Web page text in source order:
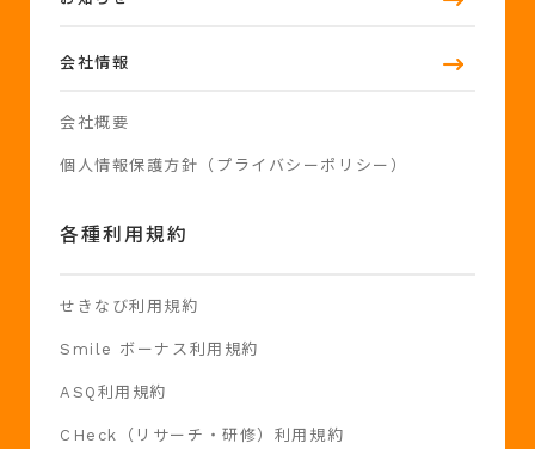
会社情報
会社概要
個人情報保護方針（プライバシーポリシー）
各種利用規約
せきなび利用規約
Smile ボーナス利用規約
ASQ利用規約
CHeck（リサーチ・研修）利用規約